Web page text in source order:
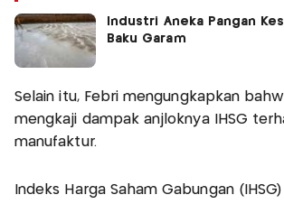
Industri Aneka Pangan
Baku Garam
Selain itu, Febri mengungkapkan
mengkaji dampak anjloknya IHSG
manufaktur.
Indeks Harga Saham Gabungan